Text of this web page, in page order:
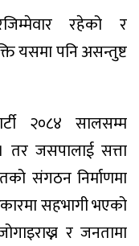
रहेको र
यसमा पनि असन्तुष्ट
२०८४ सालसम्म
जसपालाई सत्ता
संगठन निर्माणमा
सहभागी भएको
र जनतामा